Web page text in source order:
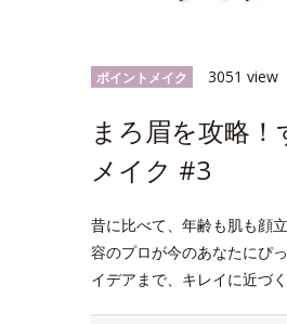
ポイントメイク 3051 view
まろ眉を攻略
メイク #3
昔に比べて、年齢も肌も顔
容のプロが今のあなたにぴ
イデアまで、キレイに近づ